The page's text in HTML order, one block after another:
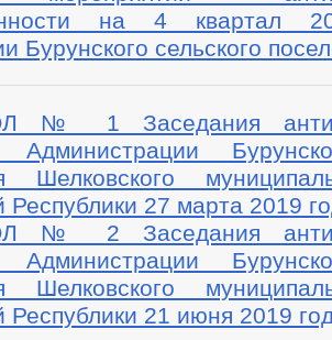
ПРОЕКТЫ РЕШЕНИЙ
ПРОЕКТЫ РЕШЕНИЙ О
РАСПОРЯЖЕНИЯ
НПА
ПУБЛИЧНЫЕ СЛУШАНИЯ
ПО ГОДАМ
ИСПОЛНЕНИИ БЮДЖЕТА
ОБЯЗАТЕЛЬНЫЕ ТРЕБОВАНИЯ,
ЗЕМЕЛЬНОМУ КОНТРОЛЮ
на 4 квартал
Бурунского сельского
№ 1 Заседания
Администрации
Шелковского
Республики 27 марта 2019
№ 2 Заседания
Администрации
Шелковского
Республики 21 июня 2019